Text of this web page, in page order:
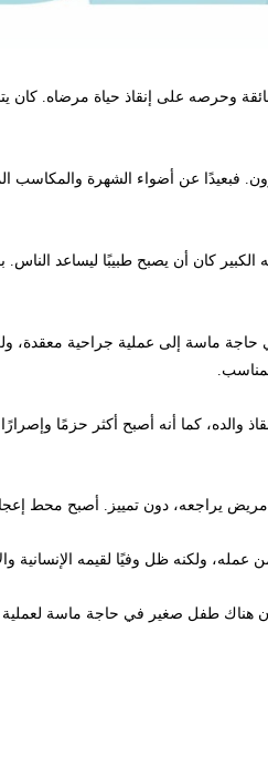
على إنقاذ حياة مرضاه. كان يتمتع
عن أضواء الشهرة والمكاسب
كان أن يصبح طبيبًا ليساعد الناس.
إلى عملية جراحية معقدة، ولكن
كما أنه أصبح أكثر حزمًا وإصرارًا
دون تمييز. أصبح محط إعجاب
ظل وفيًا لقيمه الإنسانية
طفل صغير في حاجة ماسة لعملية